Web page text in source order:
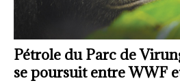
Pétrole du Parc de
se poursuit entre WWF